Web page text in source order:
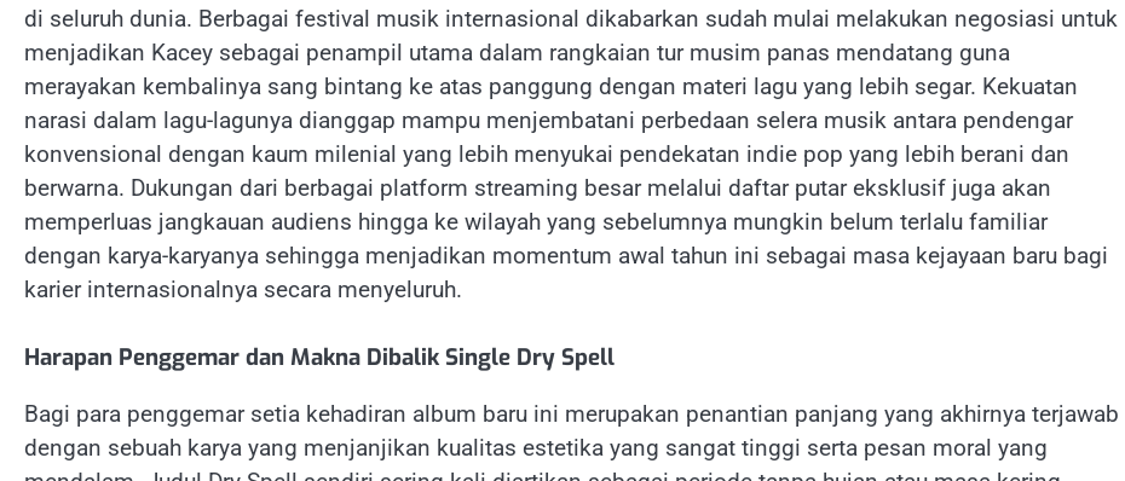
di seluruh dunia. Berbagai festival musik internasional dikabarkan sudah mulai melakukan negosiasi untuk
menjadikan Kacey sebagai penampil utama dalam rangkaian tur musim panas mendatang guna
merayakan kembalinya sang bintang ke atas panggung dengan materi lagu yang lebih segar. Kekuatan
narasi dalam lagu-lagunya dianggap mampu menjembatani perbedaan selera musik antara pendengar
konvensional dengan kaum milenial yang lebih menyukai pendekatan indie pop yang lebih berani dan
berwarna. Dukungan dari berbagai platform streaming besar melalui daftar putar eksklusif juga akan
memperluas jangkauan audiens hingga ke wilayah yang sebelumnya mungkin belum terlalu familiar
dengan karya-karyanya sehingga menjadikan momentum awal tahun ini sebagai masa kejayaan baru bagi
karier internasionalnya secara menyeluruh.
Harapan Penggemar dan Makna Dibalik Single Dry Spell
Bagi para penggemar setia kehadiran album baru ini merupakan penantian panjang yang akhirnya terjawab
dengan sebuah karya yang menjanjikan kualitas estetika yang sangat tinggi serta pesan moral yang